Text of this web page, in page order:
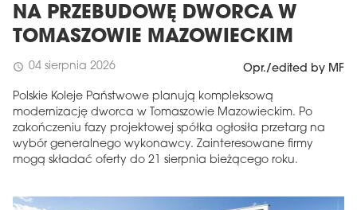
NA PRZEBUDOWĘ DWORCA W
TOMASZOWIE MAZOWIECKIM
schedule 04 sierpnia 2026 Opr./edited by MF
Polskie Koleje Państwowe planują kompleksową
modernizację dworca w Tomaszowie Mazowieckim. Po
zakończeniu fazy projektowej spółka ogłosiła przetarg na
wybór generalnego wykonawcy. Zainteresowane firmy
mogą składać oferty do 21 sierpnia bieżącego roku.